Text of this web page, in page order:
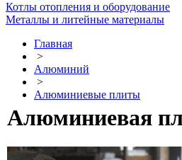
Котлы отопления и оборудование
Металлы и литейные материалы
Главная
>
Алюминий
>
Алюминиевые плиты
Алюминиевая